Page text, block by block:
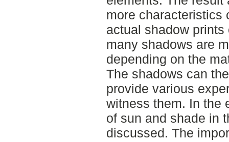
more characteristics
actual shadow
many shadows are
depending on the
The shadows can
provide various
witness them. In the
of sun and shade in
discussed. The